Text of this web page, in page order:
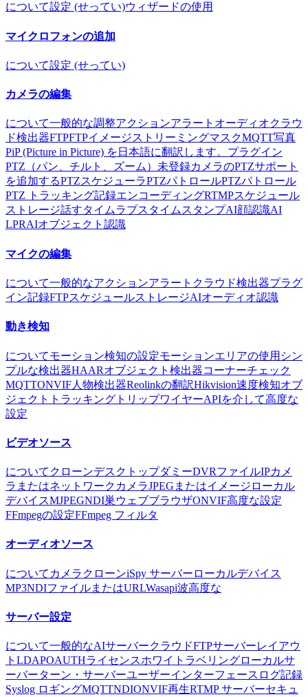
について設定 (せってい)ウィザードの使用
マイクロフォンの追加
について設定 (せってい)
カメラの編集
について一般的な調整アクションアラート オーディオクラウ
ド検出器FTPFTPイメージストリーミングマスクMQTT写真
PiP (Picture in Picture) を日本語に翻訳します。 プラグイン
PTZ（パン、チルト、ズーム） 未登録カメラのPTZサポート
を追加するPTZスケジューラPTZパトロールPTZパトロール
PTZ トラッキング記録エンコーディングRTMPスケジュール
ストレージ話すタイムラプス タイムスタンプAI顔認識AI
LPRAIオブジェクト認識
マイクの編集
について一般的なアクションアラート クラウド検出器プラグ
イン記録FTPスケジュールストレージAIオーディオ認識
動き検知
についてモーション検知の設定モーションエリアの使用 シン
プルな検出器HAARオブジェクト検出器コーナーチェック
MQTTONVIF人物検出器Reolinkの翻訳Hikvision速度検知オブ
ジェクトトラッキング トリップワイヤーAPIを介して高度な
設定
ビデオソース
について クローンデスクトップダミーDVRファイルIPカメ
ラまたはネットワークカメラJPEGまたはイメージ ローカル
デバイスMJPEGNDI巣ウェブブラウザONVIF高度な設定
FFmpegの設定FFmpeg フィルタ
オーディオソース
について カメラ クローンiSpy サーバー ローカルデバイス
MP3NDIファイルまたはURLWasapi波高度な
サーバー設定
について一般的なAIサーバークラウドFTPサーバーレイアウ
ト LDAPOAUTHライセンスホワイトラベリングローカルサ
ーバーターン・サーバーユーザーインターフェース ログ記録
Syslog ロギングMQTTNDIONVIF再生RTMP サーバーセキュ